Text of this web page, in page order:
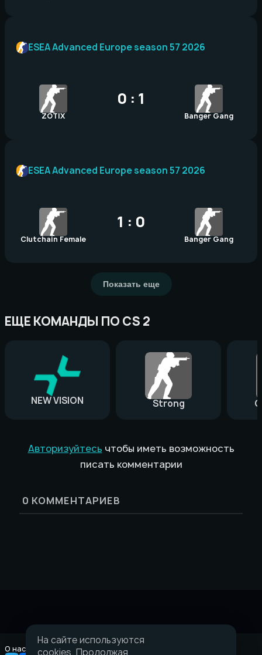
ZOTIX
0 : 1
Banger Gang
ESEA Advanced Europe season 57 2026
Clutchain Female
1 : 0
Banger Gang
ESEA Advanced Europe season 57 2026
Показать еще
ЕЩЕ КОМАНДЫ ПО CS 2
NEW VISION Strong
Авторизуйтесь чтобы иметь возможность
писать комментарии
0 КОММЕНТАРИЕВ
О нас Правовая информация
На сайте используются
cookies. Продолжая